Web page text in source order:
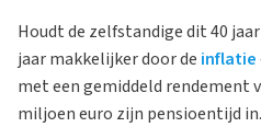
Houdt de zelfstandige dit 40
jaar makkelijker door de inflatie
met een gemiddeld rendement
miljoen euro zijn pensioentijd